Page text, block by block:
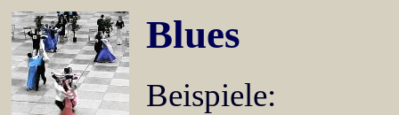
Blues
Beispiele: